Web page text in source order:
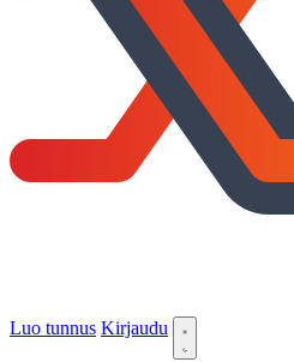
Luo tunnus Kirjaudu